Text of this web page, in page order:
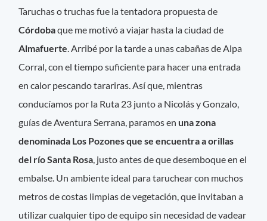
Taruchas o truchas fue la tentadora propuesta de
Córdobaque me motivó a viajar hasta la ciudad de
Almafuerte . Arribé por la tarde a unas cabañas de Alpa
Corral, con el tiempo suficiente para hacer una entrada
en calor pescando tarariras. Así que, mientras
conducíamos por la Ruta 23 junto a Nicolás y Gonzalo,
guías de Aventura Serrana, paramos en una zona
denominada Los Pozones que se encuentra a orillas
del río Santa Rosa , justo antes de que desemboque en el
embalse. Un ambiente ideal para taruchear con muchos
metros de costas limpias de vegetación, que invitaban a
utilizar cualquier tipo de equipo sin necesidad de vadear